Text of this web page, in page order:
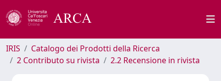
IRIS
Catalogo dei Prodotti della Ricerca
2 Contributo su rivista
2.2 Recensione in rivista